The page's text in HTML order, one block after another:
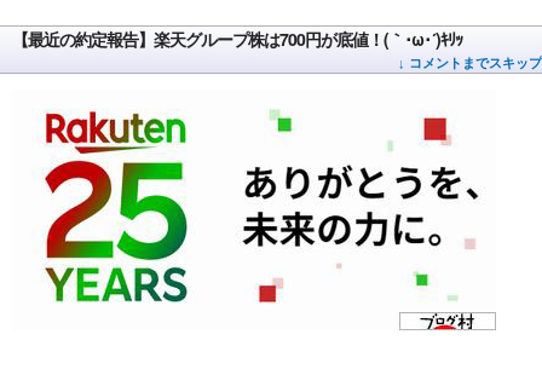
【最近の約定報告】楽天グループ株は700円が底値！(｀･ω･´)ｷﾘｯ
↓ コメントまでスキップ